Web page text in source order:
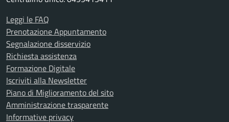
Leggi le FAQ
Prenotazione Appuntamento
Segnalazione disservizio
Richiesta assistenza
Formazione Digitale
Iscriviti alla Newsletter
Piano di Miglioramento del sito
Amministrazione trasparente
Informative privacy